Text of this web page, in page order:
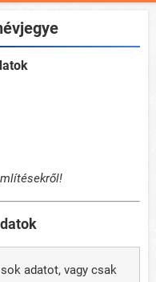
adatot, vagy csak